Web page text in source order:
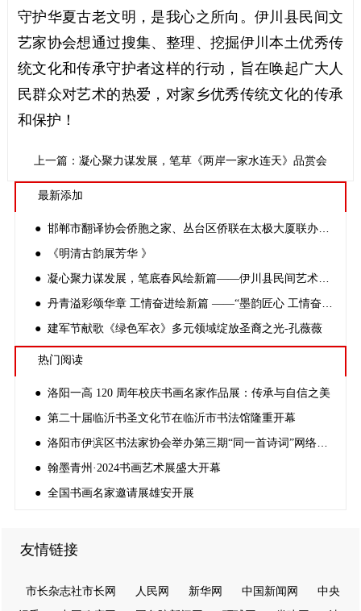
守护华夏古老文明，是我心之所向。伊川县民间文
艺家协会想通过搜集、整理、挖掘伊川本土优秀传
统文化和传承守护者这样的行动，旨在唤起广大人
民群众对艺术的热爱，对家乡优秀传统文化的传承
和保护！
上一篇：凝心聚力谋发展，笔底春风绘新篇——伊川县民间艺术
办海峡两岸文化交流暨台湾画家方草《两岸一家水连天》品赏会
最新添加
● 邯郸市翻译协会侨胞之家、丛台区侨联在太极大厦联办海峡两岸文化交流暨台湾画家方草《两岸一家水连天》品赏会
● 《明清古韵展芳华 》
● 凝心聚力谋发展，笔底春风绘新篇——伊川县民间艺术家协会2026年上半年理事会议圆满召开
● 丹青溢彩颂华章 工情奋进绘新篇 ——“墨韵匠心 工情奋进”伊川县2025职工优秀书画联展第三季“秋风起兮”启动
● 建军节献歌《绿色军衣》多元领域绽放圣裔之光-孔薇薇
热门阅读
● 洛阳一高 120 周年校庆书画名家作品展：传承与自信之美
● 第二十届临沂书圣文化节在临沂市书法馆隆重开幕
● 洛阳市伊滨区书法家协会举办第三期“同一首诗词”网络书法展，庆祝新中国成立 75 周年
● 翰墨青州·2024书画艺术展盛大开幕
● 全国书画名家邀请展雄安开展
友情链接
市长杂志社市长网 人民网 新华网 中国新闻网
中央